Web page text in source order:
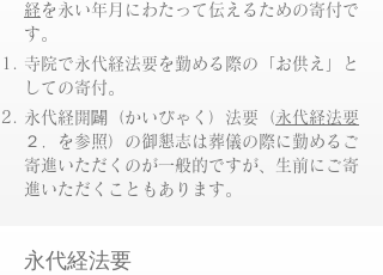
経 を永い年月にわたって伝えるための寄付で
す。
​寺院で永代経法要を勤める際の「お供え」と
しての寄付。
永代経開闢（かいびゃく）法要（永代経法要
２．を参照）の御懇志は葬儀の際に勤めるご
寄進いただくのが一般的ですが、生前にご寄
進いただくこともあります。​
永代経法要